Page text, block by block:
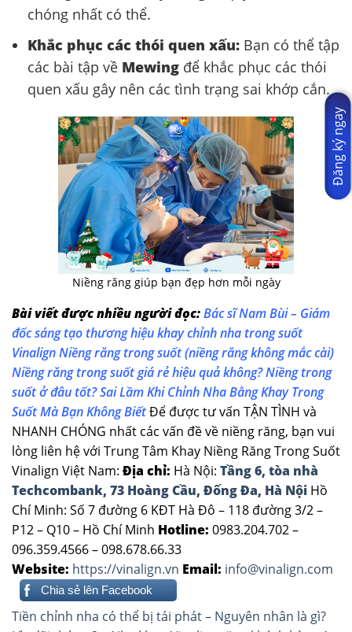
chóng nhất có thể.
Khắc phục các thói quen xấu: Bạn có thể tập
các bài tập về Mewing để khắc phục các thói
quen xấu gây nên các tình trạng sai khớp cắn.
Niềng răng giúp bạn đẹp hơn mỗi ngày
Bài viết được nhiều người đọc:Bác sĩ Nam Bùi – Giám
đốc sáng tạo thương hiệu khay chỉnh nha trong suốt
VinalignNiềng răng trong suốt (niềng răng không mắc cài)
Niềng răng trong suốt giá rẻ hiệu quả không? Niềng trong
suốt ở đâu tốt?Sai Lầm Khi Chỉnh Nha Bằng Khay Trong
Suốt Mà Bạn Không BiếtĐể được tư vấn TẬN TÌNH và
NHANH CHÓNG nhất các vấn đề về niềng răng, bạn vui
lòng liên hệ với Trung Tâm Khay Niềng Răng Trong Suốt
Vinalign Việt Nam: Địa chỉ: Hà Nội: Tầng 6, tòa nhà
Techcombank, 73 Hoàng Cầu, Đống Đa, Hà Nội Hồ
Chí Minh: Số 7 đường 6 KĐT Hà Đô – 118 đường 3/2 –
P12 – Q10 – Hồ Chí Minh Hotline: 0983.204.702 –
096.359.4566 – 098.678.66.33
Website: https://vinalign.vn Email: info@vinalign.com
Chia sẻ lên Facebook
Điều
Tiền chỉnh nha có thể bị tái phát – Nguyên nhân là gì?
Đăng ký ngay